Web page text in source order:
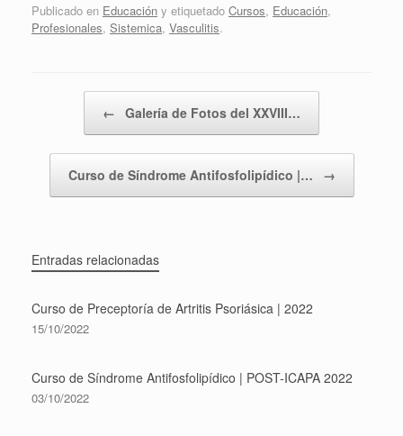
Publicado en Educación y etiquetado Cursos, Educación,
Profesionales, Sistemica, Vasculitis.
← Galería de Fotos del XXVIII…
Curso de Síndrome Antifosfolipídico |… →
Entradas relacionadas
Curso de Preceptoría de Artritis Psoriásica | 2022
15/10/2022
Curso de Síndrome Antifosfolipídico | POST-ICAPA 2022
03/10/2022